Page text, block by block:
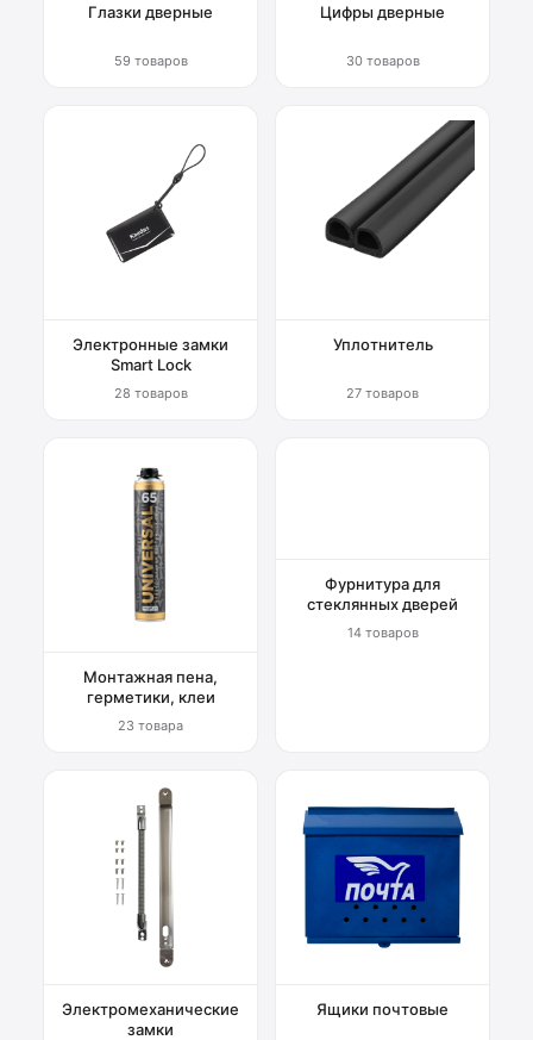
Глазки дверные
59 товаров
Цифры дверные
30 товаров
Электронные замки
Smart Lock
28 товаров
Уплотнитель
27 товаров
Монтажная пена,
герметики, клеи
23 товара
Фурнитура для
стеклянных дверей
14 товаров
Электромеханические
замки
Ящики почтовые